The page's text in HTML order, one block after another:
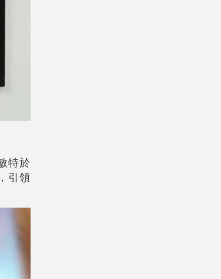
特於
引領